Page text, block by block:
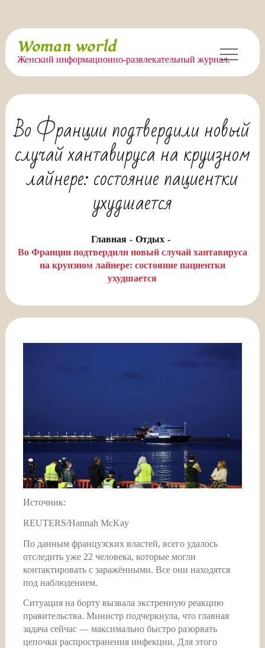
Перейти
содержимому
Woman world
Женский информационно-развлекательный журнал.
Во Франции подтвердили новый
случай хантавируса на круизном
лайнере: состояние пациентки
ухудшается
Главная
Отдых
Во Франции подтвердили новый случай хантавируса
на круизном лайнере: состояние пациентки
ухудшается
Источник:
REUTERS/Hannah McKay
По данным французских властей, всего удалось
отследить уже 22 человека, которые могли
контактировать с заражёнными. Все они находятся
под наблюдением.
Ситуация на борту вызвала экстренную реакцию
правительства. Министр подчеркнула, что главная
задача сейчас — максимально быстро разорвать
цепочки распространения инфекции. Для этого